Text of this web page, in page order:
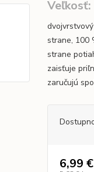
Veľkosť:
strane, 100
strane
zaisťuje
zaručujú
6,99 €